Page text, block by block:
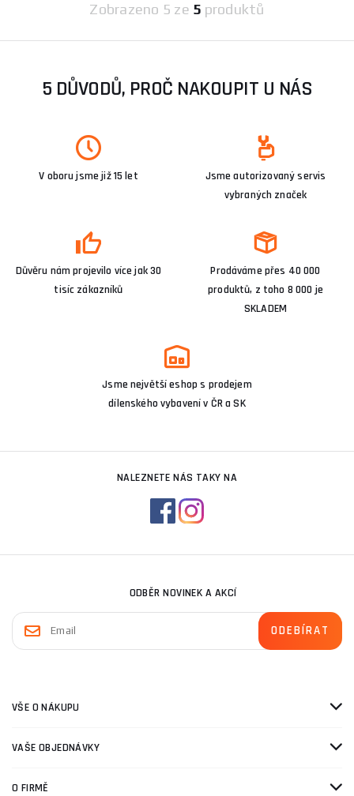
Zobrazeno 5 ze 5 produktů
5 DŮVODŮ, PROČ NAKOUPIT U NÁS
V oboru jsme již 15 let
Jsme autorizovaný servis
vybraných značek
Důvěru nám projevilo více jak 30
tisíc zákazníků
Prodáváme přes 40 000
produktů, z toho 8 000 je
SKLADEM
Jsme největší eshop s prodejem
dílenského vybavení v ČR a SK
NALEZNETE NÁS TAKY NA
ODBĚR NOVINEK A AKCÍ
VŠE O NÁKUPU
VAŠE OBJEDNÁVKY
O FIRMĚ